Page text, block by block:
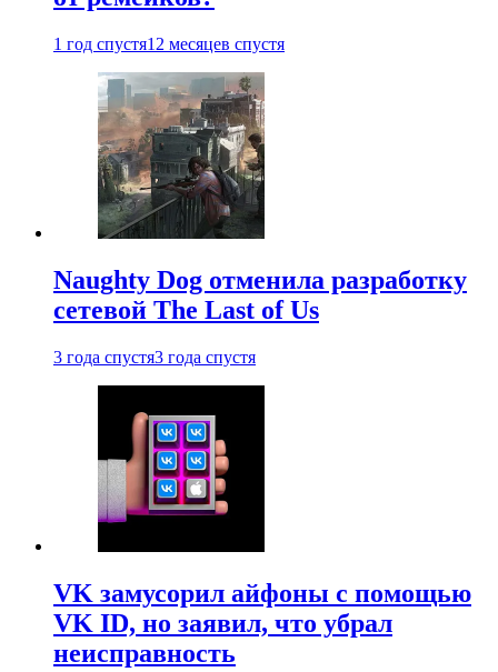
1 год спустя12 месяцев спустя
Naughty Dog отменила разработку
сетевой The Last of Us
3 года спустя3 года спустя
VK замусорил айфоны с помощью
VK ID, но заявил, что убрал
неисправность